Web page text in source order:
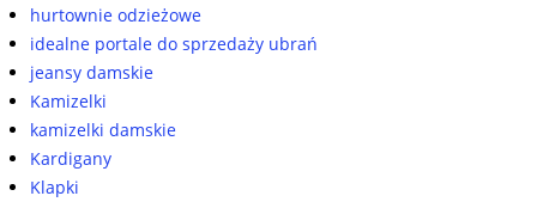
hurtownie odzieżowe
idealne portale do sprzedaży ubrań
jeansy damskie
Kamizelki
kamizelki damskie
Kardigany
Klapki